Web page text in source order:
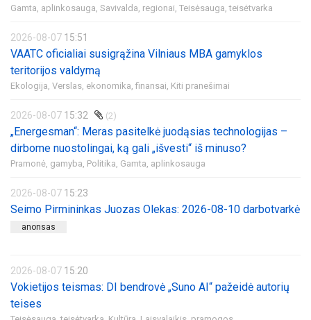
Gamta, aplinkosauga, Savivalda, regionai, Teisėsauga, teisėtvarka
2026-08-07 15:51
VAATC oficialiai susigrąžina Vilniaus MBA gamyklos
teritorijos valdymą
Ekologija, Verslas, ekonomika, finansai, Kiti pranešimai
2026-08-07 15:32 (2)
„Energesman“: Meras pasitelkė juodąsias technologijas –
dirbome nuostolingai, ką gali „išvesti“ iš minuso?
Pramonė, gamyba, Politika, Gamta, aplinkosauga
2026-08-07 15:23
Seimo Pirmininkas Juozas Olekas: 2026-08-10 darbotvarkė
anonsas
2026-08-07 15:20
Vokietijos teismas: DI bendrovė „Suno AI“ pažeidė autorių
teises